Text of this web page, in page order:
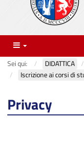
Menu
Sei qui: DIDATTICA
Iscrizione ai corsi di
Privacy